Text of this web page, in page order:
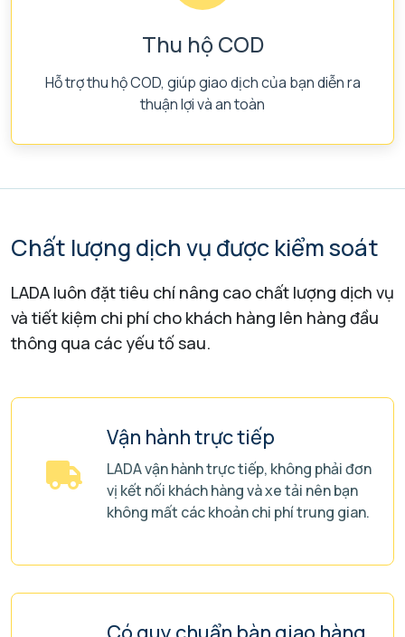
Thu hộ COD
Hỗ trợ thu hộ COD, giúp giao dịch của bạn diễn ra
thuận lợi và an toàn
Chất lượng dịch vụ được kiểm soát
LADA luôn đặt tiêu chí nâng cao chất lượng dịch vụ
và tiết kiệm chi phí cho khách hàng lên hàng đầu
thông qua các yếu tố sau.
Vận hành trực tiếp
LADA vận hành trực tiếp, không phải đơn
vị kết nối khách hàng và xe tải nên bạn
không mất các khoản chi phí trung gian.